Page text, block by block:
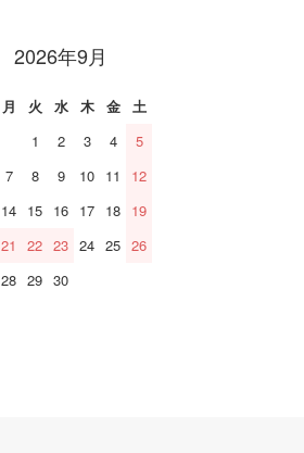
2026年9月
月 火 水 木 金
土
1
2 3 4
5
7 8 9 10 11
12
14 15 16 17 18 19
21 22 23 24 25 26
28 29 30